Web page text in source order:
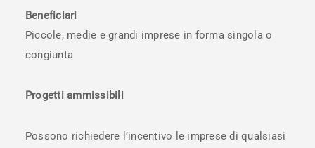
Beneficiari
Piccole, medie e grandi imprese in forma singola o
congiunta
Progetti ammissibili
Possono richiedere l’incentivo le imprese di qualsiasi